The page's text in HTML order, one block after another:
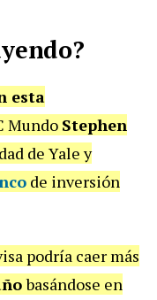
esta
Mundo Stephen
de Yale y
de inversión
podría caer más
basándose en